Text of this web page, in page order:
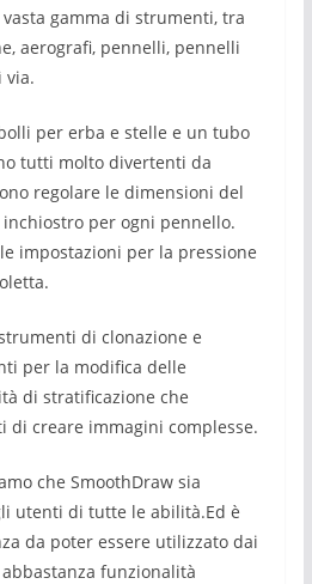
gamma di strumenti, tra
aerografi, pennelli, pennelli
via.
per erba e stelle e un tubo
tutti molto divertenti da
regolare le dimensioni del
per ogni pennello.
impostazioni per la pressione
di clonazione e
per la modifica delle
di stratificazione che
di creare immagini complesse.
che SmoothDraw sia
utenti di tutte le abilità.Ed è
da poter essere utilizzato dai
funzionalità